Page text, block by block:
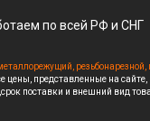
по всей РФ и СНГ
представленные на
поставки и внешний вид